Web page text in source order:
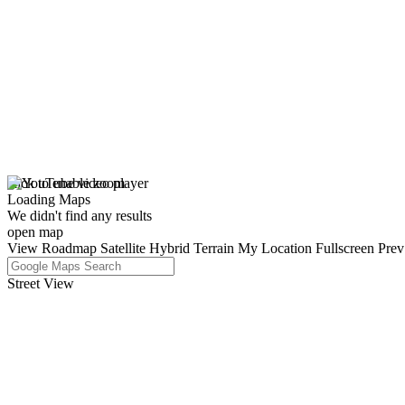
click to enable zoom
Loading Maps
We didn't find any results
open map
View Roadmap Satellite Hybrid Terrain My Location Fullscreen Prev
Street View